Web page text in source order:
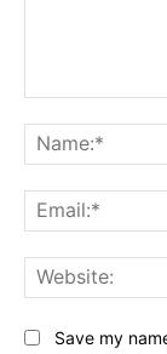
Save my